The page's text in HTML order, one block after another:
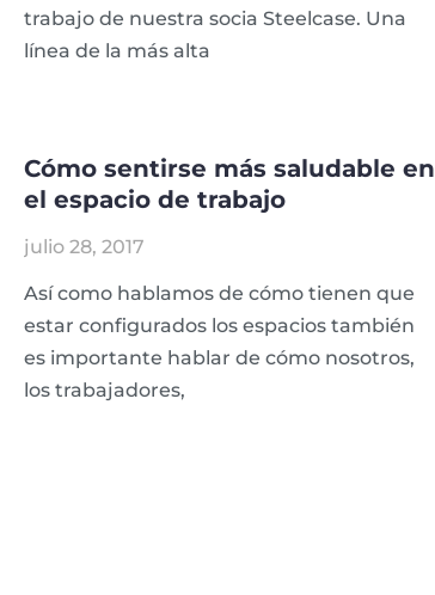
trabajo de nuestra socia Steelcase. Una
línea de la más alta
Cómo sentirse más saludable en
el espacio de trabajo
julio 28, 2017
Así como hablamos de cómo tienen que
estar configurados los espacios también
es importante hablar de cómo nosotros,
los trabajadores,